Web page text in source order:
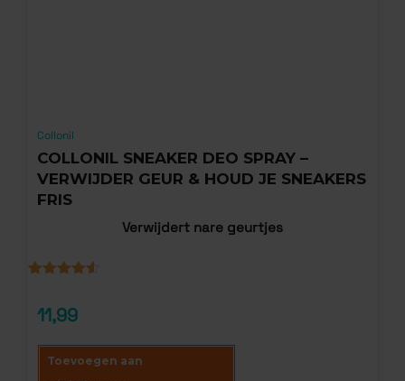
Collonil
COLLONIL SNEAKER DEO SPRAY –
VERWIJDER GEUR & HOUD JE SNEAKERS
FRIS
Verwijdert nare geurtjes
gebaseerd
11,99
Toevoegen aan